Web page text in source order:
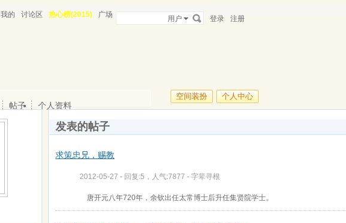
我的 讨论区 热心榜(2015) 广场 用户 登录 注册
空间装扮 个人中心
帖子 个人资料
发表的帖子
求策忠兄，赐教
2012-05-27 - 回复:5，人气:7877 - 字辈寻根
唐开元八年720年，余钦出任太常博士后升任集贤院学士。